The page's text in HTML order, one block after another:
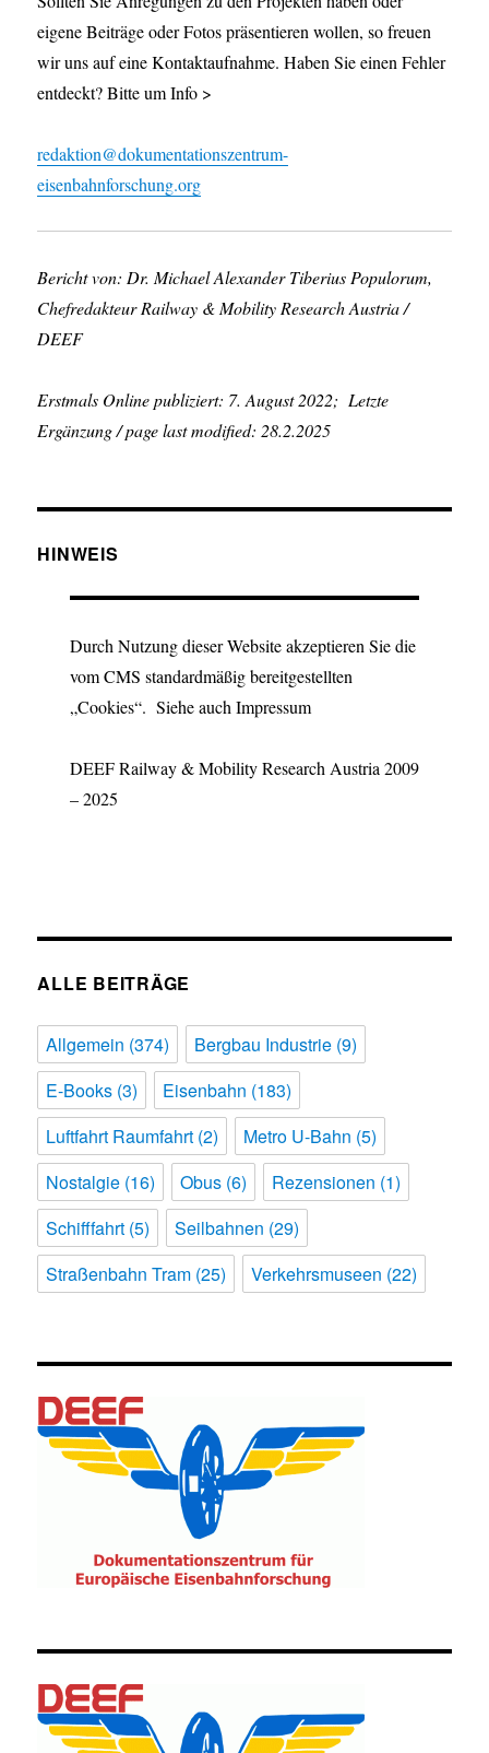
eigene Beiträge oder Fotos präsentieren wollen, so freuen
wir uns auf eine Kontaktaufnahme. Haben Sie einen Fehler
entdeckt? Bitte um Info >
redaktion@dokumentationszentrum-
eisenbahnforschung.org
Bericht von: Dr. Michael Alexander Tiberius Populorum,
Chefredakteur Railway & Mobility Research Austria /
DEEF
Erstmals Online publiziert: 7. August 2022; Letzte
Ergänzung / page last modified: 28.2.2025
HINWEIS
Durch Nutzung dieser Website akzeptieren Sie die
vom CMS standardmäßig bereitgestellten
„Cookies“. Siehe auch Impressum
DEEF Railway & Mobility Research Austria 2009
– 2025
ALLE BEITRÄGE
Allgemein (374) Bergbau Industrie (9)
E-Books (3) Eisenbahn (183)
Luftfahrt Raumfahrt (2) Metro U-Bahn (5)
Nostalgie (16) Obus (6) Rezensionen (1)
Schifffahrt (5) Seilbahnen (29)
Straßenbahn Tram (25) Verkehrsmuseen (22)